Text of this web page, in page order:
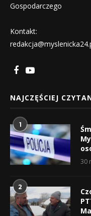
Gospodarczego
Kontakt:
NAJCZĘŚCIEJ
1
30
2